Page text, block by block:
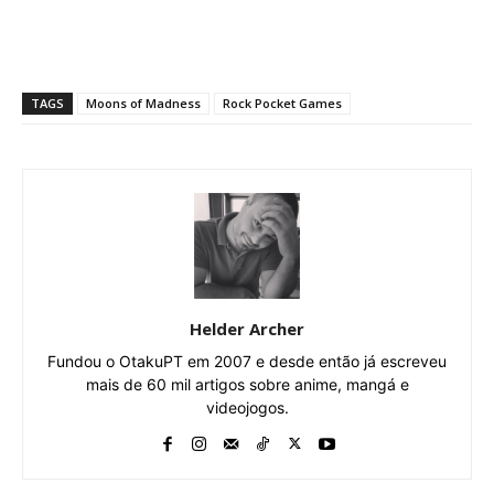
TAGS Moons of Madness Rock Pocket Games
Helder Archer
Fundou o OtakuPT em 2007 e desde então já escreveu
mais de 60 mil artigos sobre anime, mangá e
videojogos.